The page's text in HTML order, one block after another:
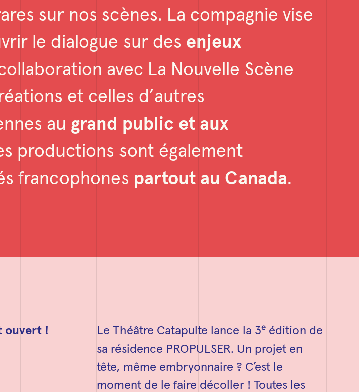
sur nos scènes. La compagnie vise
le dialogue sur des enjeux
avec La Nouvelle Scène
et celles d’autres
au grand public et aux
productions sont également
francophones partout au Canada.
ouvert !
Le Théâtre Catapulte lance la 3ᵉ édition de
sa résidence PROPULSER. Un projet en
tête, même embryonnaire ? C’est le
moment de le faire décoller ! Toutes les